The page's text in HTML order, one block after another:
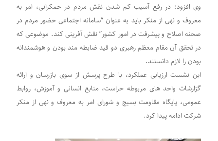
وی افزود: در رفع آسیب کم شدن نقش مردم در حمکرانی، امر به
معروف و نهی از منکر باید به عنوان “سامانه اجتماعی حضور مردم در
صحنه اصلاح و پیشرفت در امور کشور” نقش آفرینی کند. موضوعی که
در تحقق آن مقام معظم رهبری دو قید ضابطه مند بودن و هوشمندانه
بودن را لازم دانستند.
این نشست ارزیابی عملکرد، با طرح پرسش از سوی بازرسان و ارائه
گزارشات واحد های مربوطه حراست، منابع انسانی و آموزش، روابط
عمومی، پایگاه مقاومت بسیج و شورای امر به معروف و نهی از منکر
شرکت ادامه پیدا کرد.